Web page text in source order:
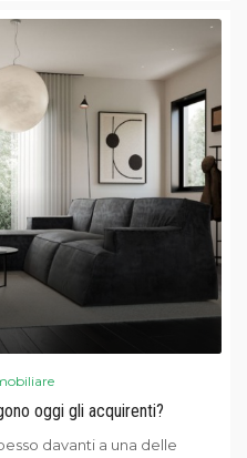
oggi gli acquirenti?
davanti a una delle